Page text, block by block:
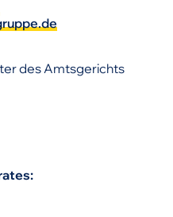
des Amtsgerichts